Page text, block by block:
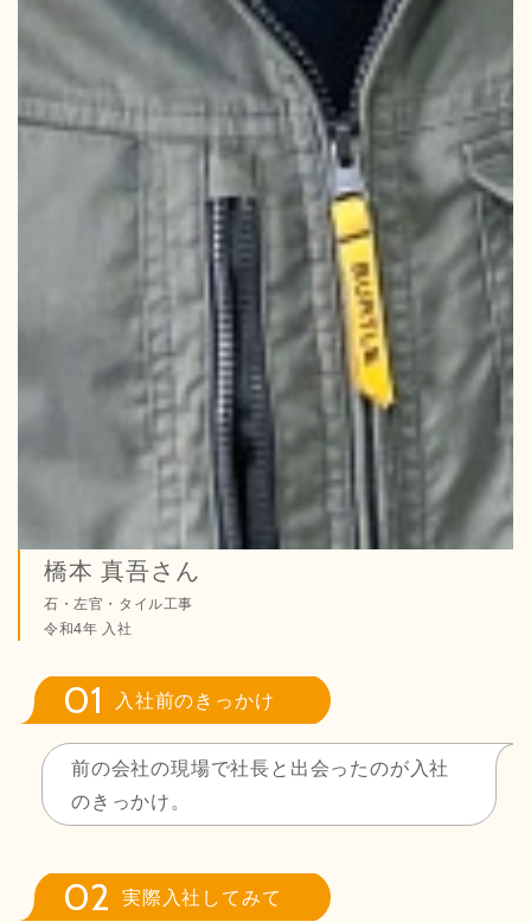
橋本 真吾さん
石・左官・タイル工事
令和4年 入社
入社前のきっかけ
前の会社の現場で社長と出会ったのが入社
のきっかけ。
実際入社してみて